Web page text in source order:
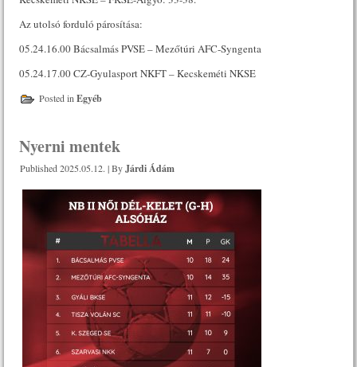
Az utolsó forduló párosítása:
05.24.16.00 Bácsalmás PVSE – Mezőtúri AFC-Syngenta
05.24.17.00 CZ-Gyulasport NKFT – Kecskeméti NKSE
Posted in Egyéb
Nyerni mentek
Published 2025.05.12. |By Járdi Ádám